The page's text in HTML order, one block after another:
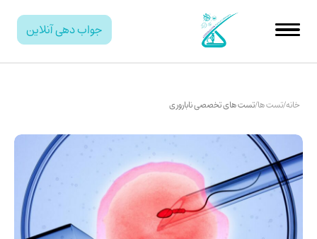
جواب دهی آنلاین
خانه/تست ها/تست های تخصصی ناباروری